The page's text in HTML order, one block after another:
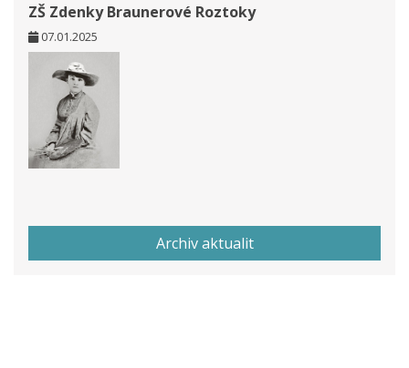
ZŠ Zdenky Braunerové Roztoky
07.01.2025
Archiv aktualit